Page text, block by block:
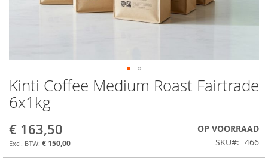
Kinti Coffee Medium Roast Fairtrade
6x1kg
€ 163,50
€ 150,00
OP VOORRAAD
SKU
466
Ga
naar
het
van
de